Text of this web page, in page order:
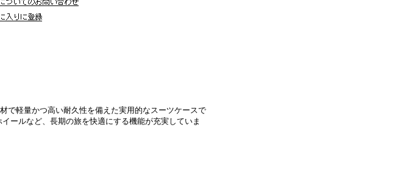
で軽量かつ高い耐久性を備えた実用的なスーツケースで
ールなど、長期の旅を快適にする機能が充実していま